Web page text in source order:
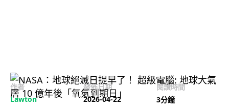
作者
Lawton
發佈日期
2026-04-22
閱讀時間
3分鐘